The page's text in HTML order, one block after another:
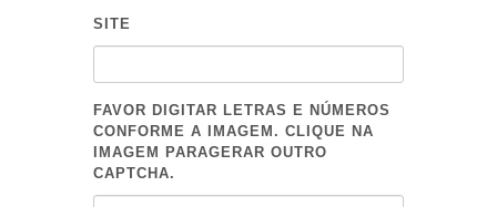
SITE
FAVOR DIGITAR LETRAS E NÚMEROS
CONFORME A IMAGEM. CLIQUE NA
IMAGEM PARAGERAR OUTRO
CAPTCHA.